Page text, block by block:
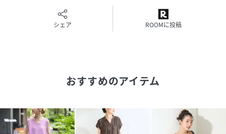
カート部分はゆったりしてます。
素材感：コットンボイル素材の柔らかな素材感で、シワ感が
・単独で洗ってください。
・蛍光増白剤配合洗剤は使用しないでください。
シェア ROOMに投稿
おすすめのアイテム